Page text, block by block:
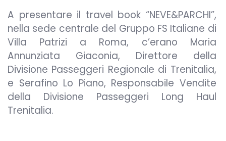
A presentare il travel book “NEVE&PARCHI”,
nella sede centrale del Gruppo FS Italiane di
Villa Patrizi a Roma, c’erano Maria
Annunziata Giaconia, Direttore della
Divisione Passeggeri Regionale di Trenitalia,
e Serafino Lo Piano, Responsabile Vendite
della Divisione Passeggeri Long Haul
Trenitalia.